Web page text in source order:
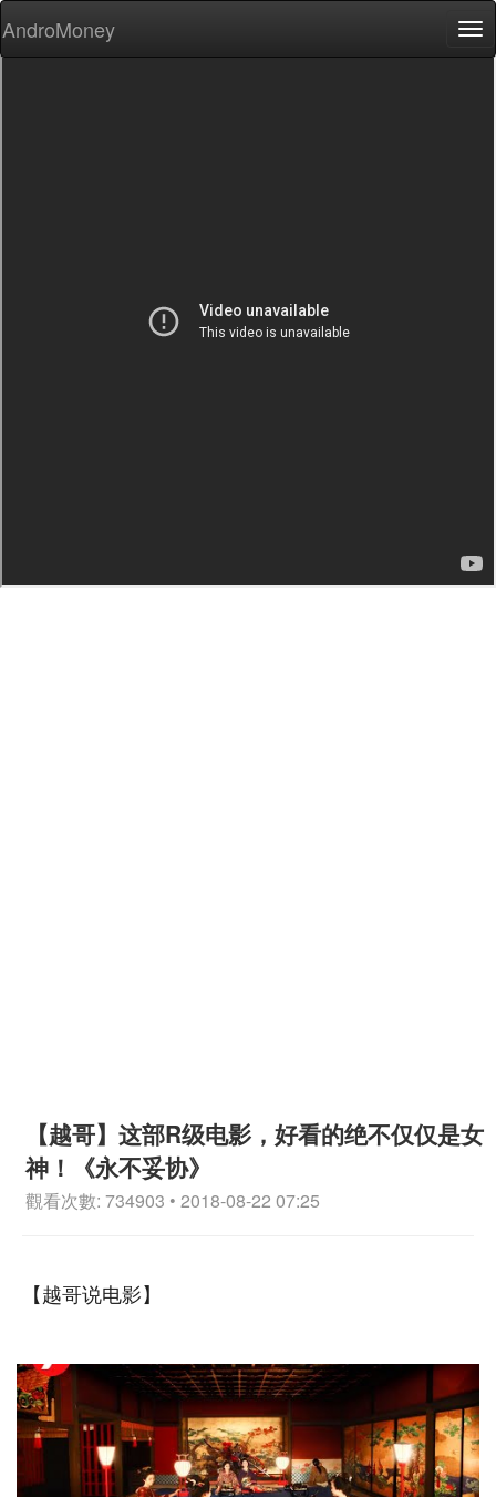
AndroMoney
【越哥】这部R级电影，好看的绝不仅仅是女
神！《永不妥协》
觀看次數: 734903 • 2018-08-22 07:25
【越哥说电影】